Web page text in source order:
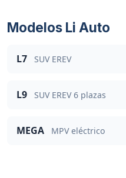
Modelos Li Auto
L7 SUV EREV
L9 SUV EREV 6 plazas
MEGA MPV eléctrico